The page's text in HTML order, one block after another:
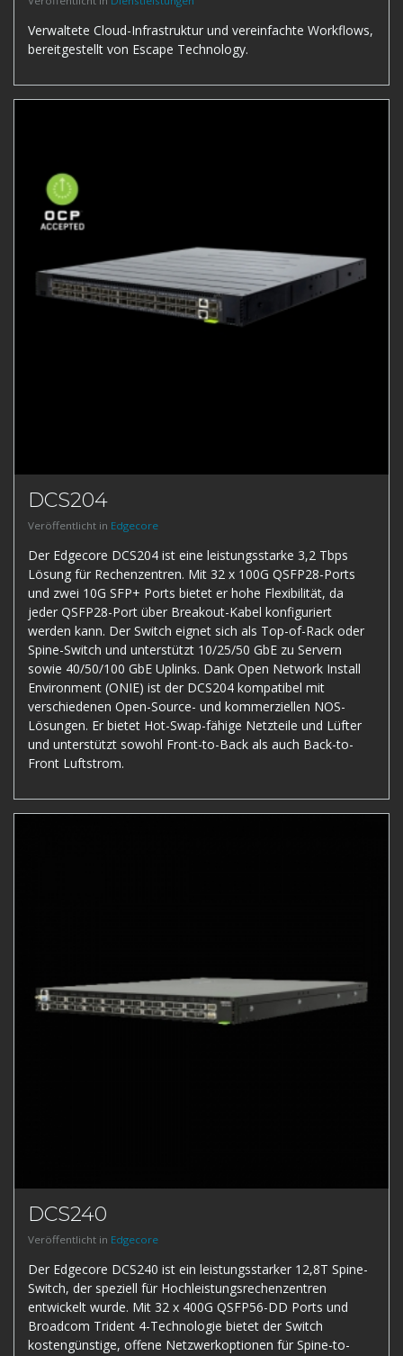
Verwaltete Cloud-Infrastruktur und vereinfachte Workflows,
bereitgestellt von Escape Technology.
DCS204
Veröffentlicht in Edgecore
Der Edgecore DCS204 ist eine leistungsstarke 3,2 Tbps
Lösung für Rechenzentren. Mit 32 x 100G QSFP28-Ports
und zwei 10G SFP+ Ports bietet er hohe Flexibilität, da
jeder QSFP28-Port über Breakout-Kabel konfiguriert
werden kann. Der Switch eignet sich als Top-of-Rack oder
Spine-Switch und unterstützt 10/25/50 GbE zu Servern
sowie 40/50/100 GbE Uplinks. Dank Open Network Install
Environment (ONIE) ist der DCS204 kompatibel mit
verschiedenen Open-Source- und kommerziellen NOS-
Lösungen. Er bietet Hot-Swap-fähige Netzteile und Lüfter
und unterstützt sowohl Front-to-Back als auch Back-to-
Front Luftstrom.
DCS240
Veröffentlicht in Edgecore
Der Edgecore DCS240 ist ein leistungsstarker 12,8T Spine-
Switch, der speziell für Hochleistungsrechenzentren
entwickelt wurde. Mit 32 x 400G QSFP56-DD Ports und
Broadcom Trident 4-Technologie bietet der Switch
kostengünstige, offene Netzwerkoptionen für Spine-to-